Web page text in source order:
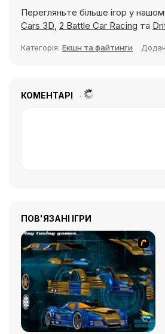
Перегляньте більше ігор у
Cars 3D, 2 Battle Car Racing та
Категорія: Екшн та файтинги
КОМЕНТАРІ
ПОВ'ЯЗАНІ ІГРИ